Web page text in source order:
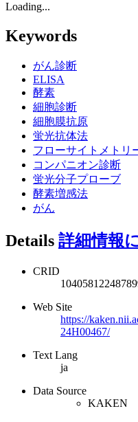
Loading...
Keywords
がん診断
ELISA
酵素
細胞診断
細胞膜抗原
蛍光抗体法
フローサイトメトリ
コンパニオン診断
蛍光分子プローブ
酵素増感法
がん
Details 詳細情報
CRID
Web Site
https://
24H00467/
Text Lang
ja
Data Source
KAKEN